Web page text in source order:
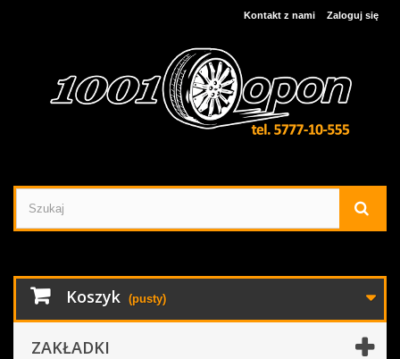
Zaloguj się
Kontakt z nami
Koszyk (pusty)
ZAKŁADKI